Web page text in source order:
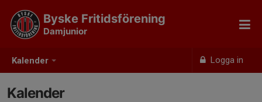
Kalender Logga in
Byske Fritidsförening
Damjunior
Kalender